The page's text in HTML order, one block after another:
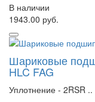
В наличии
1943.00 руб.
Шариковые
HLC FAG
Уплотнение - 2RSR ..